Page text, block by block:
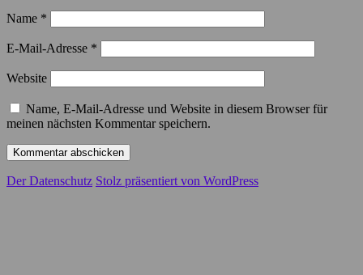
Name *
E-Mail-Adresse *
Website
Name, E-Mail-Adresse und Website in diesem Browser für
meinen nächsten Kommentar speichern.
Der Datenschutz Stolz präsentiert von WordPress